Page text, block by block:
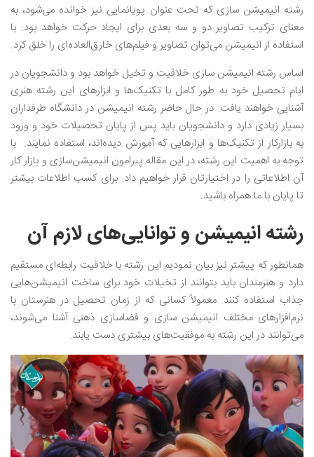
رشته انیمیشن سازی که تحت عنوان پویانمایی نیز خوانده می‌شود، به
معنای ترکیب تصاویر دو و سه بعدی برای ایجاد حرکت خواهد بود. با
استفاده از انیمیشن می‌توان تصاویر و فیلم‌های خارق‌العاده‌ای را خلق کرد.
اساس رشته انیمیشن سازی خلاقیت و تخیل خواهد بود و دانشجویان در
ایام تحصیل خود به طور کامل با تکنیک‌ها و ابزارهای این رشته هنری
آشنایی خواهند یافت. در حال حاضر رشته انیمیشن در دانشگاه طرفداران
بسیار زیادی دارد و دانشجویان باید پس از پایان تحصیلات خود و ورود
به بازارکار از تکنیک‌ها و ابزارهایی که آموزش دیده‌اند، استفاده نمایند. با
توجه به اهمیت این رشته، در این مقاله پیرامون انیمیشن‌سازی و بازار کار
آن اطلاعاتی را در اختیارتان قرار خواهیم داد. برای کسب اطلاعات بیشتر
تا پایان با ما همراه باشید.
رشته انیمیشن و توانایی‌های لازم آن
همانطور که پیشتر نیز بیان نمودیم این رشته با خلاقیت رابطه‌ای مستقیم
دارد و هنرمندان باید بتوانند از تخیلات خود برای ساخت انیمیشن‌هایی
جذاب استفاده کنند. معمولاً کسانی که از زمان تحصیل در هنرستان با
نرم‌افزارهای مختلف انیمیشن سازی و فضاسازی ذهنی آشنا می‌شوند،
می‌توانند در این رشته به موفقیت‌های بیشتری دست یابند.